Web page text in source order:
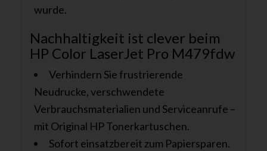
wurde.
Nachhaltigkeit ist clever beim
HP Color LaserJet Pro M479fdw
Verhindern Sie frustrierende
Neudrucke, verschwendete
Verbrauchsmaterialien und Serviceanrufe –
mit Original HP Tonerkartuschen.
Sofort einsatzbereit zum Papiersparen.